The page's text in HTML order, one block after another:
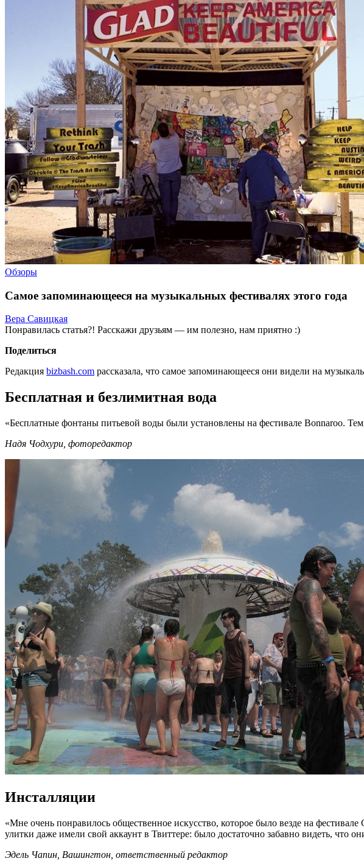
Обзоры
Самое запоминающееся на музыкальных фестивалях этого года
Вера Савицкая
Понравилась статья?! Расскажи друзьям — им полезно, нам приятно :)
Поделиться
Редакция bizbash.com рассказала, что самое запоминающееся они видели на
Бесплатная и безлимитная вода
«Бесплатные фонтаны питьевой воды были установлены на фестивале Bonnaroo.
Надя Чодхури, фоторедактор
Инсталляции
«Мне очень понравилось общественное искусство, которое было везде на
улитки даже имели свой аккаунт в Твиттере: было достаточно забавно видеть, что
Эдель Чапин, Вашингтон, ответственный редактор